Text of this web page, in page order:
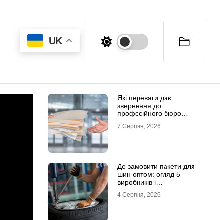
UK
Які переваги дає
звернення до
професійного бюро
7 Серпня, 2026
Де замовити пакети для
шин оптом: огляд 5
виробників і
4 Серпня, 2026